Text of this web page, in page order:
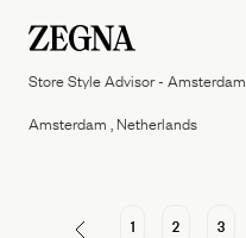
Store Style Advisor - Amsterdam
Amsterdam , Netherlands
1 2 3